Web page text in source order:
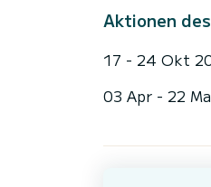
Aktionen
17 - 24 Okt
03 Apr - 22